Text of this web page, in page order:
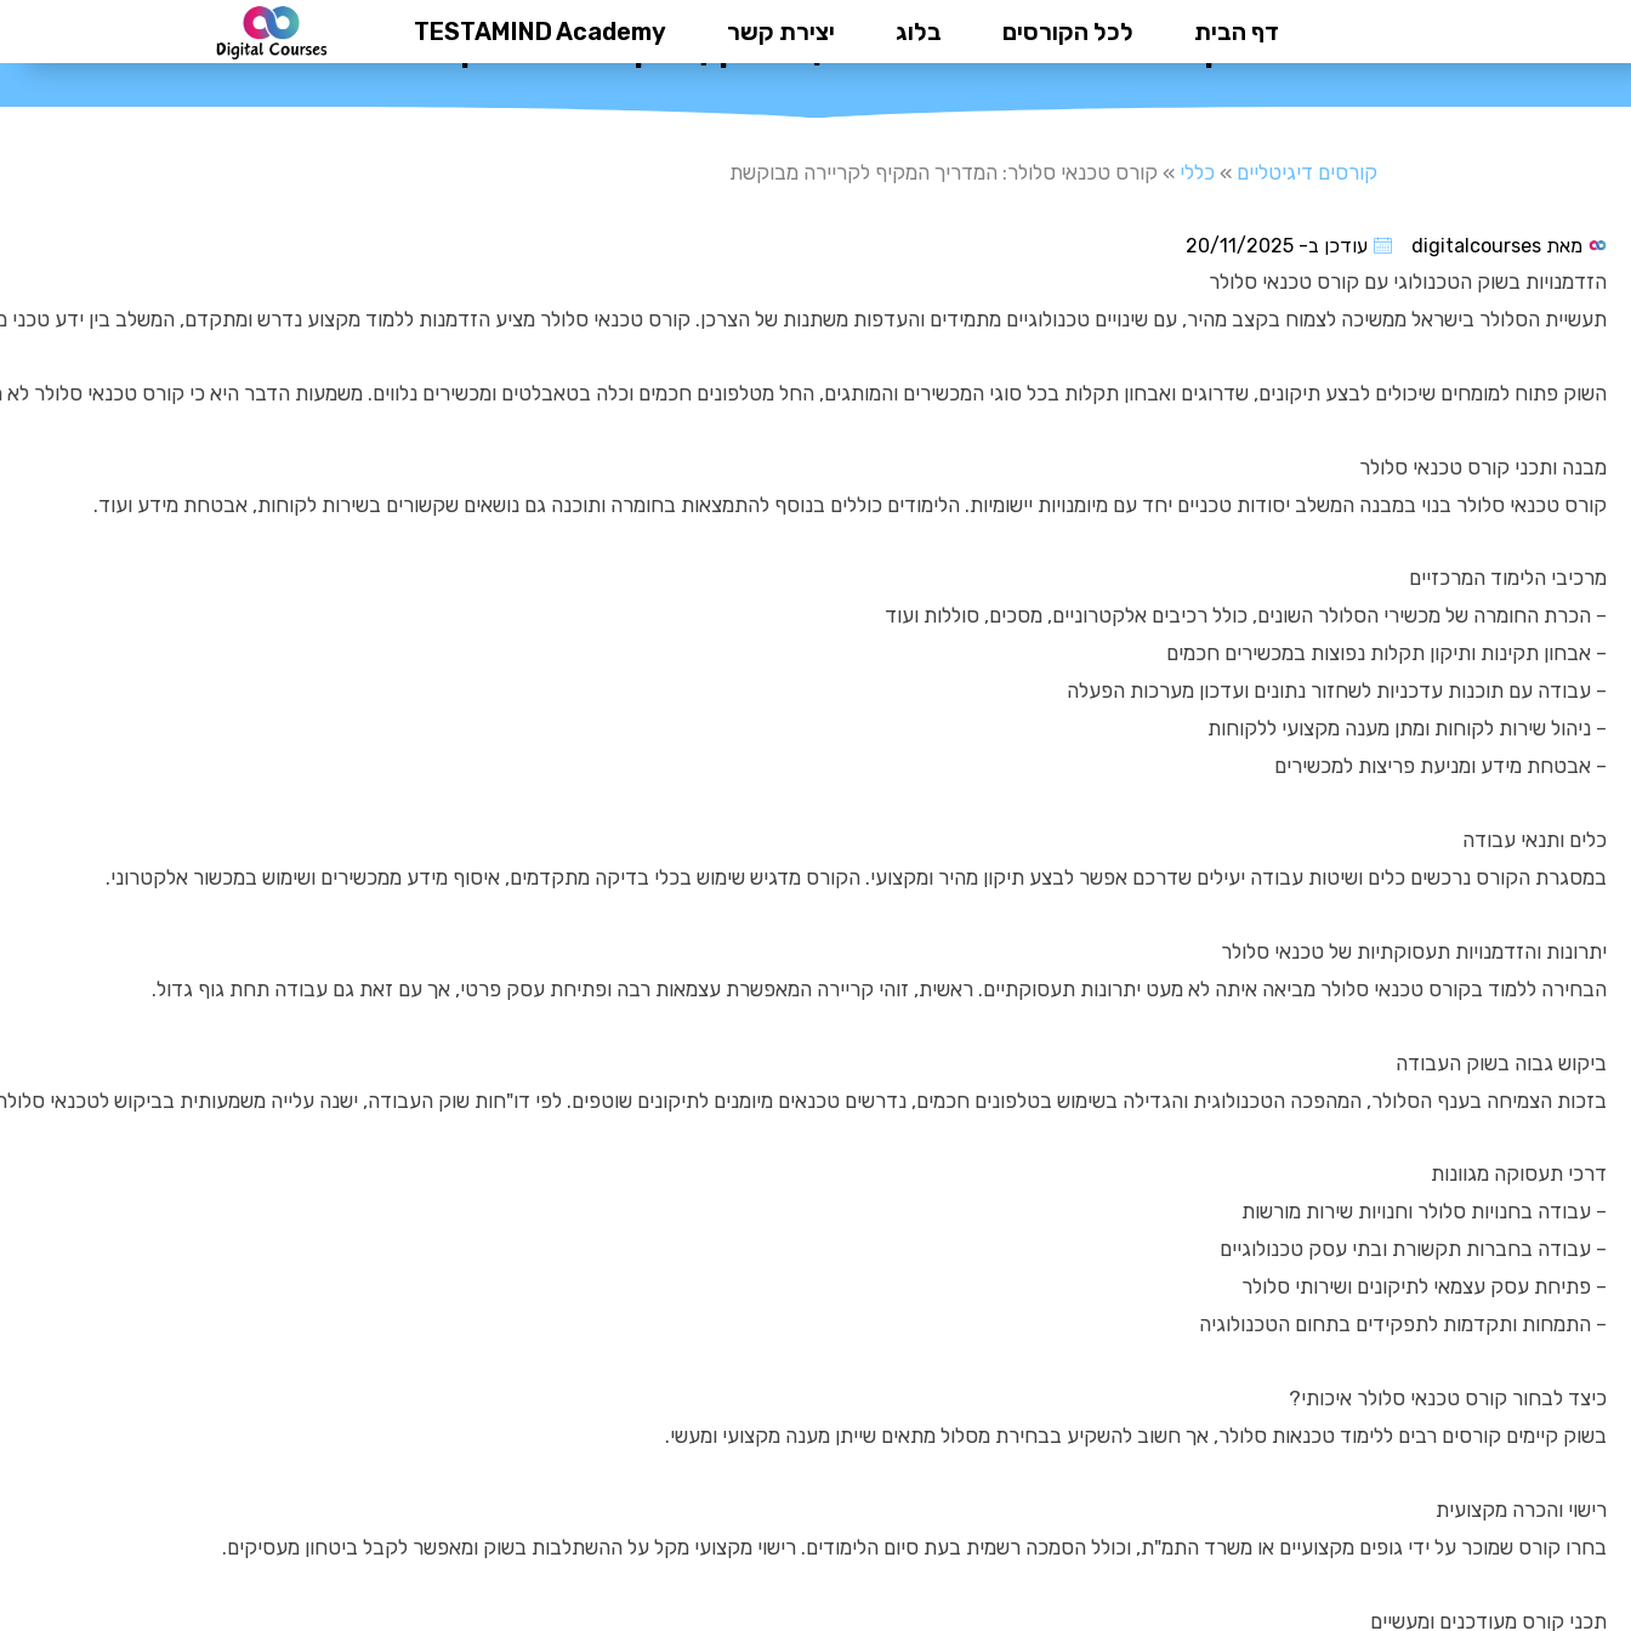
דף הבית לכל הקורסים בלוג יצירת קשר TESTAMIND Academy
קורס טכנאי סלולר: המדריך המקיף לקריירה מבוקשת
קורסים דיגיטליים » כללי » קורס טכנאי סלולר: המדריך המקיף לקריירה מבוקשת
מאת עודכן ב- 20/11/2025
הזדמנויות בשוק הטכנולוגי עם קורס טכנאי סלולר
תעשיית הסלולר בישראל ממשיכה לצמוח בקצב מהיר, עם שינויים טכנולוגיים מתמידים והעדפות משתנות של הצרכן. קורס טכנאי סלולר מציע הזדמנות ללמוד מקצוע נדרש ומתקדם, המשלב בין ידע
השוק פתוח למומחים שיכולים לבצע תיקונים, שדרוגים ואבחון תקלות בכל סוגי המכשירים והמותגים, החל מטלפונים חכמים וכלה בטאבלטים ומכשירים נלווים. משמעות הדבר היא כי קורס טכנאי
מבנה ותכני קורס טכנאי סלולר
קורס טכנאי סלולר בנוי במבנה המשלב יסודות טכניים יחד עם מיומנויות יישומיות. הלימודים כוללים בנוסף להתמצאות בחומרה ותוכנה גם נושאים שקשורים בשירות לקוחות, אבטחת מידע ועוד.
מרכיבי הלימוד המרכזיים
– הכרת החומרה של מכשירי הסלולר השונים, כולל רכיבים אלקטרוניים, מסכים, סוללות ועוד
– אבחון תקינות ותיקון תקלות נפוצות במכשירים חכמים
– עבודה עם תוכנות עדכניות לשחזור נתונים ועדכון מערכות הפעלה
– ניהול שירות לקוחות ומתן מענה מקצועי ללקוחות
– אבטחת מידע ומניעת פריצות למכשירים
כלים ותנאי עבודה
במסגרת הקורס נרכשים כלים ושיטות עבודה יעילים שדרכם אפשר לבצע תיקון מהיר ומקצועי. הקורס מדגיש שימוש בכלי בדיקה מתקדמים, איסוף מידע ממכשירים ושימוש במכשור אלקטרוני.
יתרונות והזדמנויות תעסוקתיות של טכנאי סלולר
הבחירה ללמוד בקורס טכנאי סלולר מביאה איתה לא מעט יתרונות תעסוקתיים. ראשית, זוהי קריירה המאפשרת עצמאות רבה ופתיחת עסק פרטי, אך עם זאת גם עבודה תחת גוף גדול.
ביקוש גבוה בשוק העבודה
בזכות הצמיחה בענף הסלולר, המהפכה הטכנולוגית והגדילה בשימוש בטלפונים חכמים, נדרשים טכנאים מיומנים לתיקונים שוטפים. לפי דו"חות שוק העבודה, ישנה עלייה משמעותית בביקוש לטכנאי
דרכי תעסוקה מגוונות
– עבודה בחנויות סלולר וחנויות שירות מורשות
– עבודה בחברות תקשורת ובתי עסק טכנולוגיים
– פתיחת עסק עצמאי לתיקונים ושירותי סלולר
– התמחות ותקדמות לתפקידים בתחום הטכנולוגיה
כיצד לבחור קורס טכנאי סלולר איכותי?
בשוק קיימים קורסים רבים ללימוד טכנאות סלולר, אך חשוב להשקיע בבחירת מסלול מתאים שייתן מענה מקצועי ומעשי.
רישוי והכרה מקצועית
בחרו קורס שמוכר על ידי גופים מקצועיים או משרד התמ"ת, וכולל הסמכה רשמית בעת סיום הלימודים. רישוי מקצועי מקל על ההשתלבות בשוק ומאפשר לקבל ביטחון מעסיקים.
תכני קורס מעודכנים ומעשיים